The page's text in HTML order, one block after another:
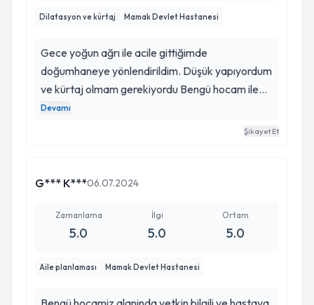
Dilatasyon ve kürtaj Mamak Devlet Hastanesi
Gece yoğun ağrı ile acile gittiğimde
doğumhaneye yönlendirildim. Düşük yapıyordum
ve kürtaj olmam gerekiyordu Bengü hocam ile
yolumuz burada kesişti. Nasıl söyleyeyim işlemi
detaylı anlatıp uygularkende stres olmamam
karşınıza hep sizin gibi güler yüzlü ilgili insanlar
Devamı
Şikayet Et
G*** K***06.07.2024
Zamanlama
5.0
İlgi
5.0
Ortam
5.0
Aile planlaması Mamak Devlet Hastanesi